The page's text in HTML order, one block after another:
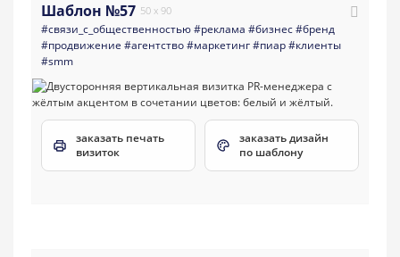
Шаблон №57 50 x 90
#связи_с_общественностью#реклама #бизнес#бренд
#продвижение #агентство#маркетинг#пиар#клиенты
#smm
заказать печать
визиток
заказать дизайн
по шаблону